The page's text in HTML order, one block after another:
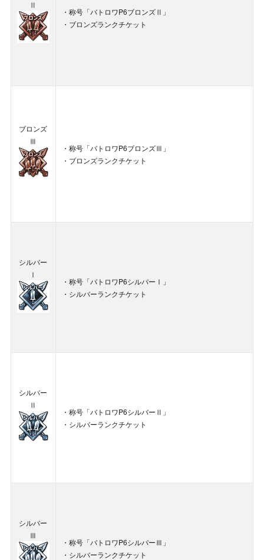
Ⅱ
・称号「バトロワP6ブロンズⅡ」
・ブロンズランクチケット
ブロンズ
Ⅲ
・称号「バトロワP6ブロンズⅢ」
・ブロンズランクチケット
シルバー
Ⅰ
・称号「バトロワP6シルバーⅠ」
・シルバーランクチケット
シルバー
Ⅱ
・称号「バトロワP6シルバーⅡ」
・シルバーランクチケット
シルバー
Ⅲ
・称号「バトロワP6シルバーⅢ」
・シルバーランクチケット